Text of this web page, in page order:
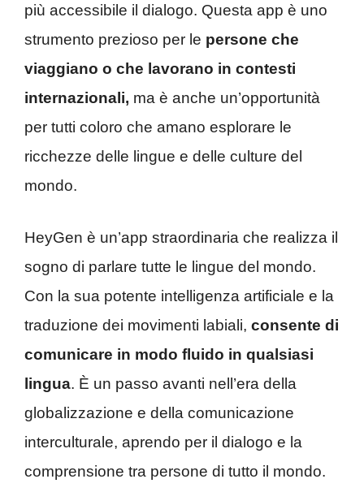
più accessibile il dialogo. Questa app è uno
strumento prezioso per le persone che
viaggiano o che lavorano in contesti
internazionali, ma è anche un’opportunità
per tutti coloro che amano esplorare le
ricchezze delle lingue e delle culture del
mondo.
HeyGen è un’app straordinaria che realizza il
sogno di parlare tutte le lingue del mondo.
Con la sua potente intelligenza artificiale e la
traduzione dei movimenti labiali, consente di
comunicare in modo fluido in qualsiasi
lingua. È un passo avanti nell’era della
globalizzazione e della comunicazione
interculturale, aprendo per il dialogo e la
comprensione tra persone di tutto il mondo.